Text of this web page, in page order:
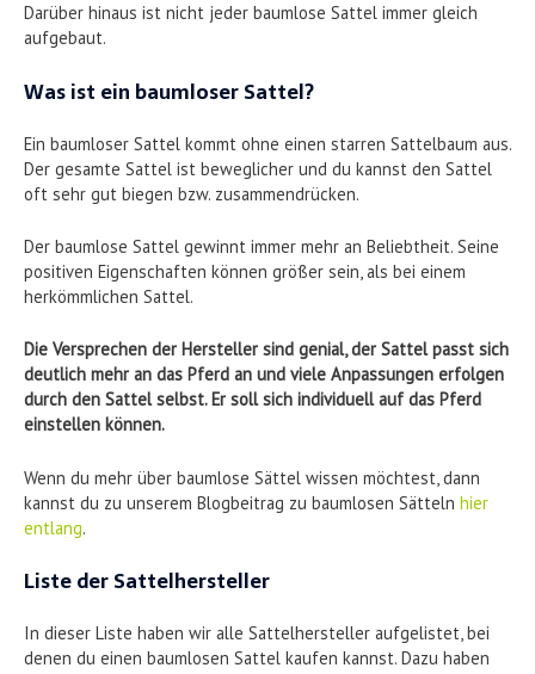
Darüber hinaus ist nicht jeder baumlose Sattel immer gleich
aufgebaut.
Was ist ein baumloser Sattel?
Ein baumloser Sattel kommt ohne einen starren Sattelbaum aus.
Der gesamte Sattel ist beweglicher und du kannst den Sattel
oft sehr gut biegen bzw. zusammendrücken.
Der baumlose Sattel gewinnt immer mehr an Beliebtheit. Seine
positiven Eigenschaften können größer sein, als bei einem
herkömmlichen Sattel.
Die Versprechen der Hersteller sind genial, der Sattel passt sich
deutlich mehr an das Pferd an und viele Anpassungen erfolgen
durch den Sattel selbst. Er soll sich individuell auf das Pferd
einstellen können.
Wenn du mehr über baumlose Sättel wissen möchtest, dann
kannst du zu unserem Blogbeitrag zu baumlosen Sätteln hier
entlang.
Liste der Sattelhersteller
In dieser Liste haben wir alle Sattelhersteller aufgelistet, bei
denen du einen baumlosen Sattel kaufen kannst. Dazu haben